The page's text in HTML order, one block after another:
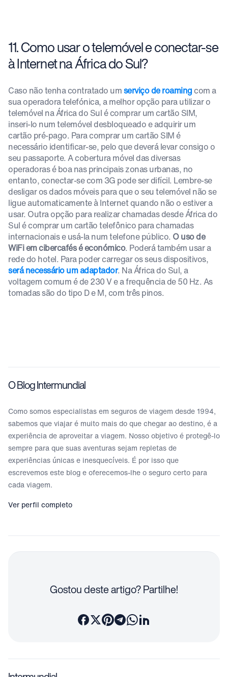
11. Como usar o telemóvel e conectar-se
à Internet na África do Sul?
Caso não tenha contratado umserviço de roamingcom a
sua operadora telefónica, a melhor opção para utilizar o
telemóvel na África do Sul é comprar um cartão SIM,
inseri-lo num telemóvel desbloqueado e adquirir um
cartão pré-pago. Para comprar um cartão SIM é
necessário identificar-se, pelo que deverá levar consigo o
seu passaporte. A cobertura móvel das diversas
operadoras é boa nas principais zonas urbanas, no
entanto, conectar-se com 3G pode ser difícil. Lembre-se
desligar os dados móveis para que o seu telemóvel não se
ligue automaticamente à Internet quando não o estiver a
usar. Outra opção para realizar chamadas desde África do
Sul é comprar um cartão telefônico para chamadas
internacionais e usá-la num telefone público. O uso de
WiFi em cibercafés é económico. Poderá também usar a
rede do hotel. Para poder carregar os seus dispositivos,
será necessário um adaptador. Na África do Sul, a
voltagem comum é de 230 V e a frequência de 50 Hz. As
tomadas são do tipo D e M, com três pinos.
O Blog Intermundial
Como somos especialistas em seguros de viagem desde 1994,
sabemos que viajar é muito mais do que chegar ao destino, é a
experiência de aproveitar a viagem. Nosso objetivo é protegê-lo
sempre para que suas aventuras sejam repletas de
experiências únicas e inesquecíveis. É por isso que
escrevemos este blog e oferecemos-lhe o seguro certo para
cada viagem.
Ver perfil completo
Gostou deste artigo? Partilhe!